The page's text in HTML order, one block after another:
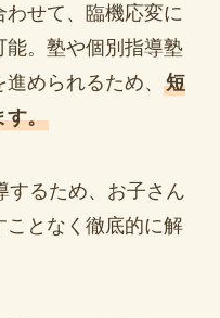
せて、臨機応変に
能。塾や個別指導塾
められるため、
短
す。
するため、お子さん
となく徹底的に解